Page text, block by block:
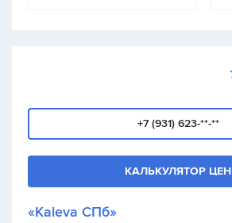
+7 (931) 623-**-**
КАЛЬКУЛЯТОР ЦЕН
«Kaleva СПб»